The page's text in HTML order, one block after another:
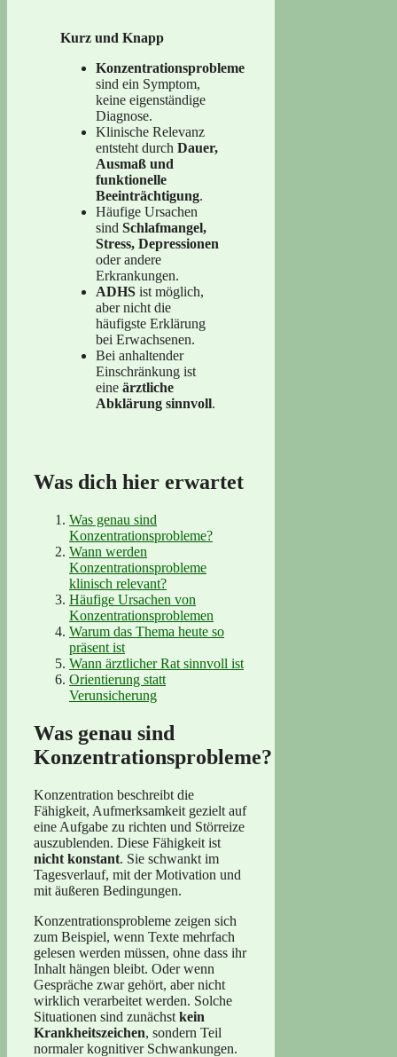
Kurz und Knapp
Konzentrationsprobleme
sind ein Symptom,
keine eigenständige
Diagnose.
Klinische Relevanz
entsteht durch Dauer,
Ausmaß und
funktionelle
Beeinträchtigung.
Häufige Ursachen
sind Schlafmangel,
Stress, Depressionen
oder andere
Erkrankungen.
ADHS ist möglich,
aber nicht die
häufigste Erklärung
bei Erwachsenen.
Bei anhaltender
Einschränkung ist
eine ärztliche
Abklärung sinnvoll.
Was dich hier erwartet
Was genau sind
Konzentrationsprobleme?
Wann werden
Konzentrationsprobleme
klinisch relevant?
Häufige Ursachen von
Konzentrationsproblemen
Warum das Thema heute so
präsent ist
Wann ärztlicher Rat sinnvoll ist
Orientierung statt
Verunsicherung
Was genau sind
Konzentrationsprobleme?
Konzentration beschreibt die
Fähigkeit, Aufmerksamkeit gezielt auf
eine Aufgabe zu richten und Störreize
auszublenden. Diese Fähigkeit ist
nicht konstant. Sie schwankt im
Tagesverlauf, mit der Motivation und
mit äußeren Bedingungen.
Konzentrationsprobleme zeigen sich
zum Beispiel, wenn Texte mehrfach
gelesen werden müssen, ohne dass ihr
Inhalt hängen bleibt. Oder wenn
Gespräche zwar gehört, aber nicht
wirklich verarbeitet werden. Solche
Situationen sind zunächst kein
Krankheitszeichen, sondern Teil
normaler kognitiver Schwankungen.